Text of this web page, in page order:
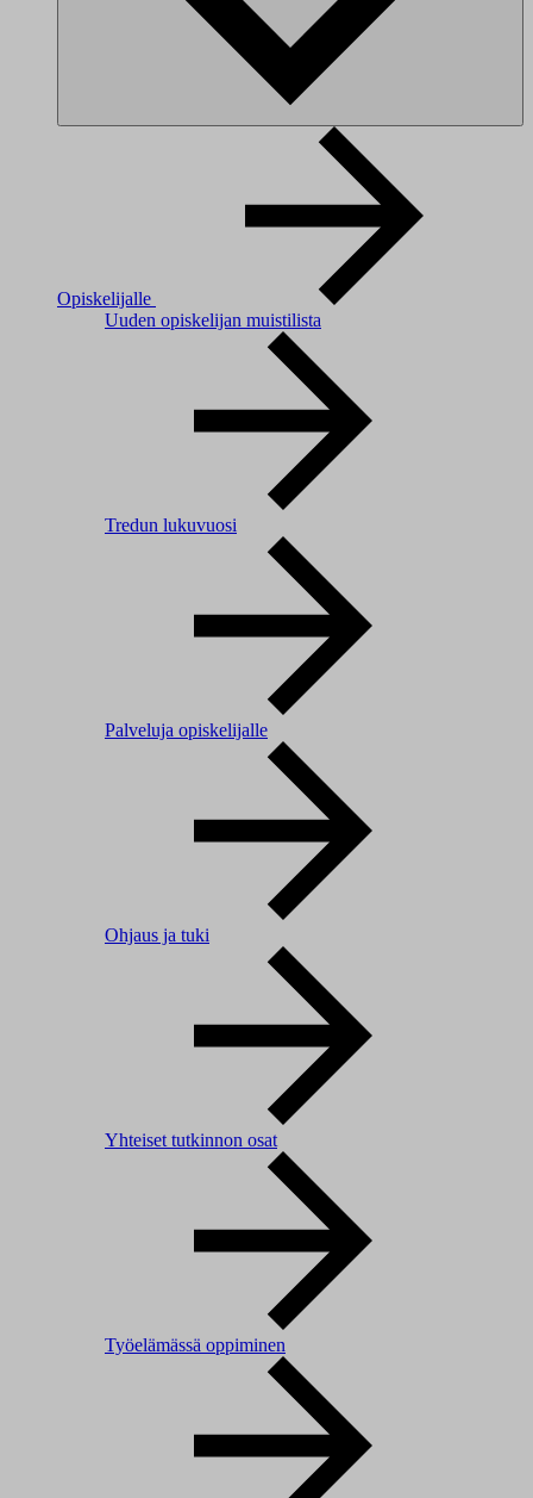
Opiskelijalle
Uuden opiskelijan muistilista
Tredun lukuvuosi
Palveluja opiskelijalle
Ohjaus ja tuki
Yhteiset tutkinnon osat
Työelämässä oppiminen